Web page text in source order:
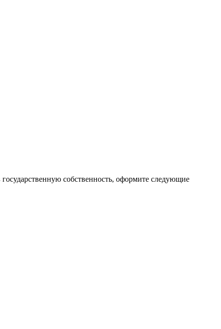
собственность, оформите следующие